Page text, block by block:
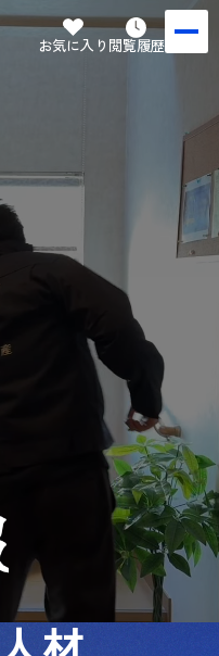
お気に入り 閲覧履歴